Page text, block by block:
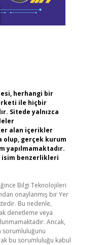
herhangi bir
ile hiçbir
Sitede yalnızca
alan içerikler
olup, gerçek kurum
yapılmamaktadır.
isim benzerlikleri
Bilgi Teknolojileri
onaylanmış bir Yer
Bu nedenle,
denetleme veya
Ancak,
sorumluluğunu
bu sorumluluğu kabul